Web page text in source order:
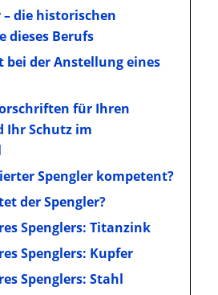
– die historischen
dieses Berufs
bei der Anstellung eines
für Ihren
Ihr Schutz im
Spengler kompetent?
der Spengler?
Spenglers: Titanzink
Spenglers: Kupfer
Spenglers: Stahl